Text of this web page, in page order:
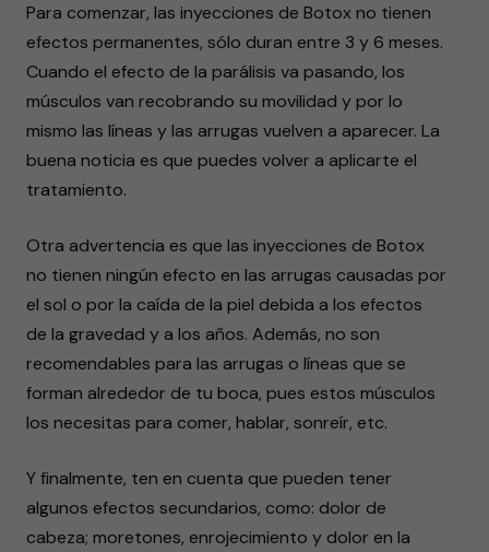
Para comenzar, las inyecciones de Botox no tienen
efectos permanentes, sólo duran entre 3 y 6 meses.
Cuando el efecto de la parálisis va pasando, los
músculos van recobrando su movilidad y por lo
mismo las líneas y las arrugas vuelven a aparecer. La
buena noticia es que puedes volver a aplicarte el
tratamiento.
Otra advertencia es que las inyecciones de Botox
no tienen ningún efecto en las arrugas causadas por
el sol o por la caída de la piel debida a los efectos
de la gravedad y a los años. Además, no son
recomendables para las arrugas o líneas que se
forman alrededor de tu boca, pues estos músculos
los necesitas para comer, hablar, sonreír, etc.
Y finalmente, ten en cuenta que pueden tener
algunos efectos secundarios, como: dolor de
cabeza; moretones, enrojecimiento y dolor en la